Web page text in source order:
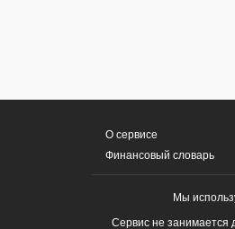
О сервисе
Финансовый словарь
Мы
Сервис не занимается